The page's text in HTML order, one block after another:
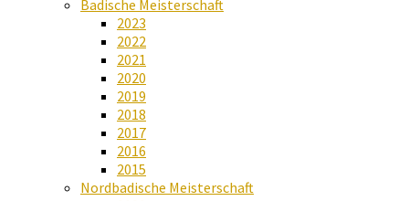
Badische Meisterschaft
2023
2022
2021
2020
2019
2018
2017
2016
2015
Nordbadische Meisterschaft